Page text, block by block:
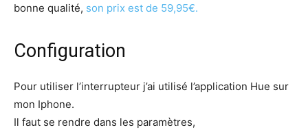
bonne qualité, son prix est de 59,95€.
Configuration
Pour utiliser l’interrupteur j’ai utilisé l’application Hue sur
mon Iphone.
Il faut se rendre dans les paramètres,